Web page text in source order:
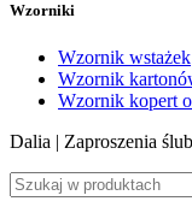
Wzorniki
Wzornik wstażek
Wzornik
Wzornik kopert
Dalia | Zaproszenia